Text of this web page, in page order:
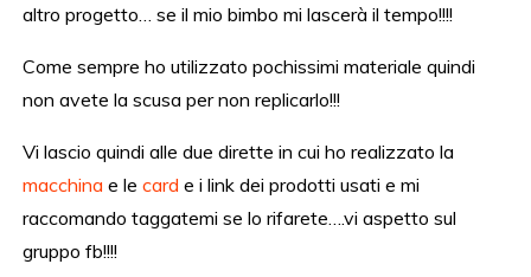
altro progetto… se il mio bimbo mi lascerà il tempo!!!!
Come sempre ho utilizzato pochissimi materiale quindi
non avete la scusa per non replicarlo!!!
Vi lascio quindi alle due dirette in cui ho realizzato la
macchina e lecard e i link dei prodotti usati e mi
raccomando taggatemi se lo rifarete….vi aspetto sul
gruppo fb!!!!